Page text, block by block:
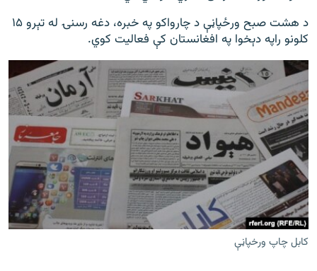
د هشت صبح ورځپاڼې د چارواکو په خبره، دغه رسنۍ له تېرو ۱۵
کلونو راپه‌ دېخوا په افغانستان کې فعالیت کوي.
کابل چاپ ورخپاڼې